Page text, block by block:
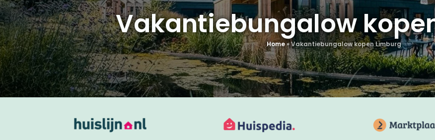
Vakantiebungalow
Home»Vakantiebungalow kopen Limburg